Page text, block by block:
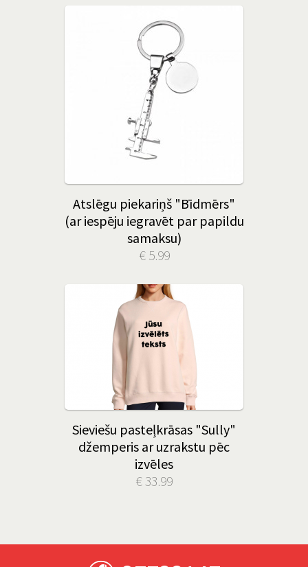
Atslēgu piekariņš "Bīdmērs"
(ar iespēju iegravēt par papildu
samaksu)
€ 5.99
Sieviešu pasteļkrāsas "Sully"
džemperis ar uzrakstu pēc
izvēles
€ 33.99